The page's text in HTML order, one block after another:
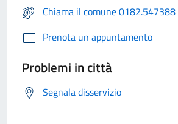
Chiama il comune 0182.547388
Prenota un appuntamento
Problemi in città
Segnala disservizio